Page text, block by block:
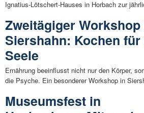
Ignatius-Lötschert-Hauses in Horbach zur
Zweitägiger Workshop
Siershahn: Kochen für
Seele
Ernährung beeinflusst nicht nur den Körper,
die Psyche. Ein besonderer Workshop in
Museumsfest in